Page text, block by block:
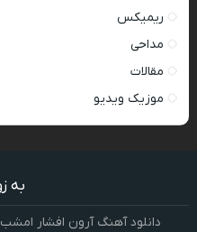
ریمیکس
مداحی
مقالات
موزیک ویدیو
به
دانلود آهنگ آرون افشار